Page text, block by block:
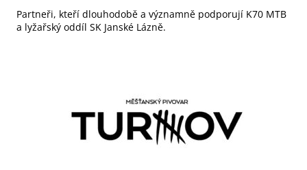
Partneři, kteří dlouhodobě a významně podporují K70 MTB
a lyžařský oddíl SK Janské Lázně.